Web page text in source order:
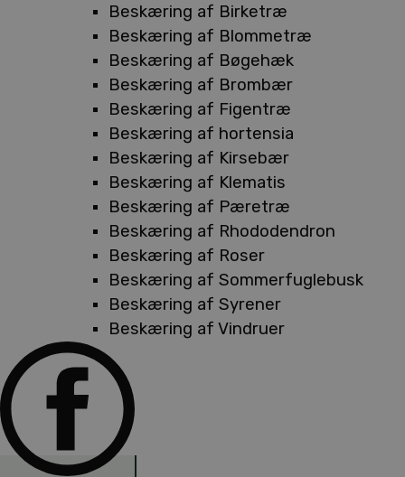
Beskæring af Birketræ
Beskæring af Blommetræ
Beskæring af Bøgehæk
Beskæring af Brombær
Beskæring af Figentræ
Beskæring af hortensia
Beskæring af Kirsebær
Beskæring af Klematis
Beskæring af Pæretræ
Beskæring af Rhododendron
Beskæring af Roser
Beskæring af Sommerfuglebusk
Beskæring af Syrener
Beskæring af Vindruer